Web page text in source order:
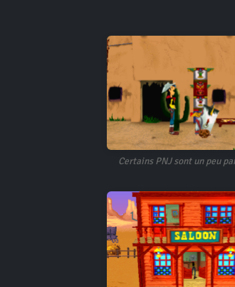
Certains PNJ sont un peu